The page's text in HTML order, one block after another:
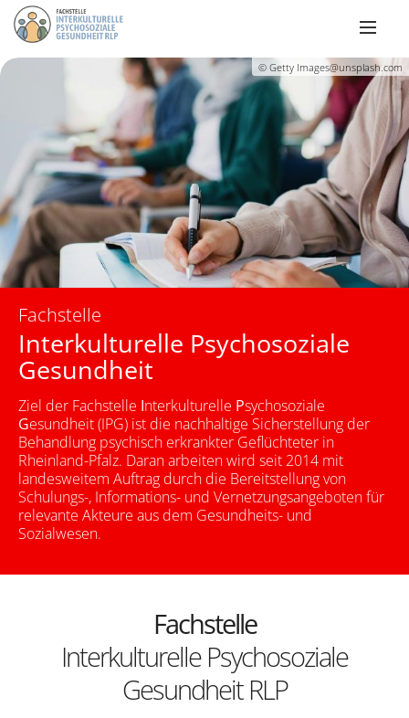
© Getty Images@unsplash.com
Fachstelle
Interkulturelle Psychosoziale
Gesundheit
Ziel der Fachstelle Interkulturelle Psychosoziale
Gesundheit (IPG) ist die nachhaltige Sicherstellung der
Behandlung psychisch erkrankter Geflüchteter in
Rheinland-Pfalz. Daran arbeiten wird seit 2014 mit
landesweitem Auftrag durch die Bereitstellung von
Schulungs-, Informations- und Vernetzungsangeboten für
relevante Akteure aus dem Gesundheits- und
Sozialwesen.
Fachstelle
Interkulturelle Psychosoziale
Gesundheit RLP